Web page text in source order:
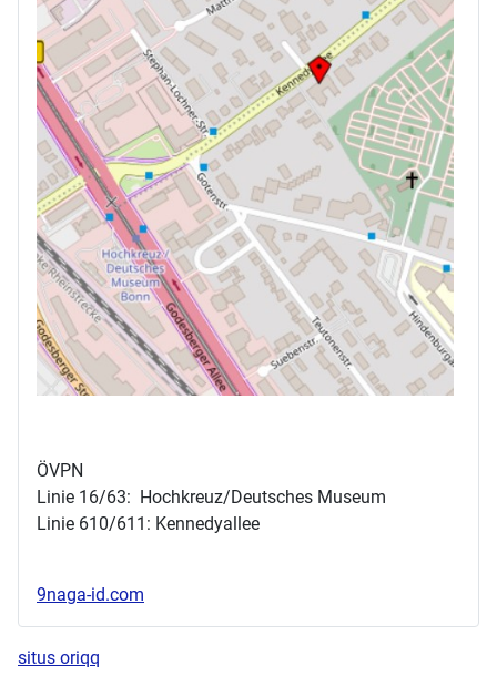
ÖVPN
Linie 16/63: Hochkreuz/Deutsches Museum
Linie 610/611: Kennedyallee
9naga-id.com
situs oriqq